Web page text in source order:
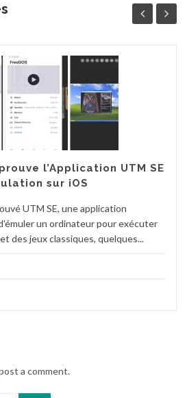
l’Application UTM SE
sur iOS
UTM SE, une application
un ordinateur pour exécuter
des jeux classiques, quelques...
a comment.